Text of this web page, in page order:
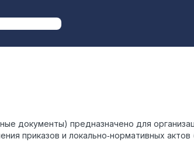
документы) предназначено для
приказов и локально‑нормативных